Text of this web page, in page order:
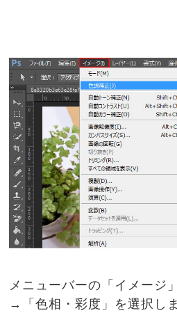
メニューバーの「イメージ
→「色相・彩度」を選択しま